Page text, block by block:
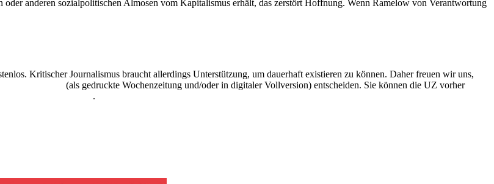
anderen sozialpolitischen Almosen vom Kapitalismus erhält, das zerstört Hoffnung. Wenn Ramelow von Verantwortung
Kritischer Journalismus braucht allerdings Unterstützung, um dauerhaft existieren zu können. Daher freuen wir uns,
(als gedruckte Wochenzeitung und/oder in digitaler Vollversion) entscheiden. Sie können die UZ vorher
.